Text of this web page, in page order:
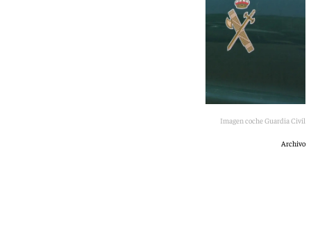
Imagen coche Guardia Civil
Archivo